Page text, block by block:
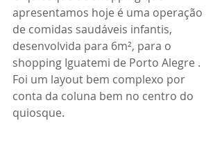
apresentamos hoje é uma operação
de comidas saudáveis infantis,
desenvolvida para 6m², para o
shopping Iguatemi de Porto Alegre .
Foi um layout bem complexo por
conta da coluna bem no centro do
quiosque.